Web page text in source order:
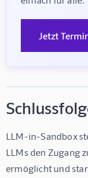
Jetzt
LLM-in-Sandbox
LLMs den Zugang
ermöglicht und